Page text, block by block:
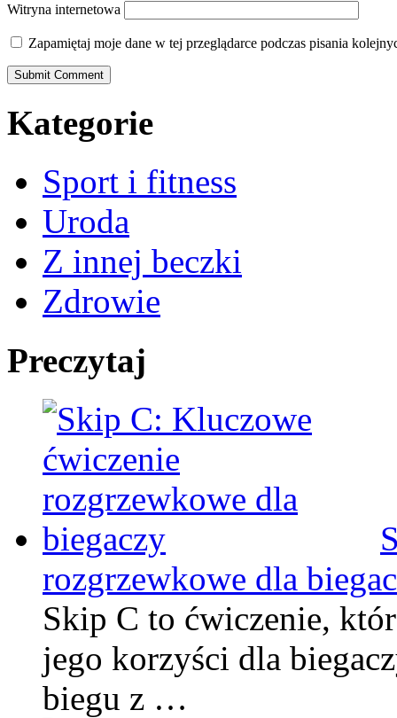
Witryna internetowa
Zapamiętaj moje dane w tej przeglądarce podczas pisania
Kategorie
Sport i fitness
Uroda
Z innej beczki
Zdrowie
Preczytaj
rozgrzewkowe dla
Skip C to ćwiczenie,
jego korzyści dla
biegu z …